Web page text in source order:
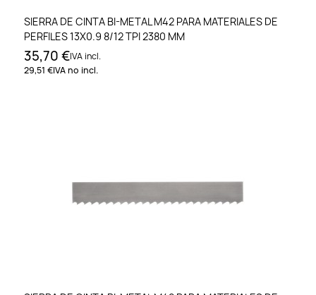
SIERRA DE CINTA BI-METAL M42 PARA MATERIALES DE
PERFILES 13X0.9 8/12 TPI 2380 MM
35,70 €IVA incl.
29,51 €IVA no incl.